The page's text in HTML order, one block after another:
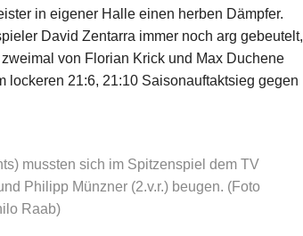
in eigener Halle einen herben Dämpfer.
David Zentarra immer noch arg gebeutelt,
von Florian Krick und Max Duchene
lockeren 21:6, 21:10 Saisonauftaktsieg gegen
mussten sich im Spitzenspiel dem TV
Philipp Münzner (2.v.r.) beugen. (Foto
Raab)